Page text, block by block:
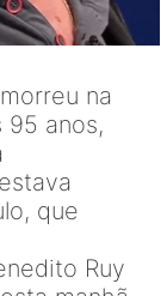
na
95 anos,
que
Ruy